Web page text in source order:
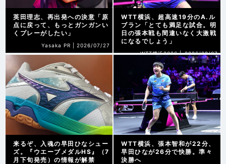
英田理志、再出発への決意「原
点に戻って、もっとガンガンい
くプレーがしたい」
Yasaka PR | 2026/07/27
WTT横浜、超高速19分のA.ル
ブラン「とても満足な試合。明
日の張本戦も間違いなく大激戦
になるでしょう」
WTT横浜2026 | 2026/08/07
来るぞ、入魂の早田ひなシュー
ズ。『ウエーブメダルHS』（7
月下旬発売）の情報が解禁
WTT横浜、張本智和が22分、
早田ひなが26分で快勝。準々
決勝へ